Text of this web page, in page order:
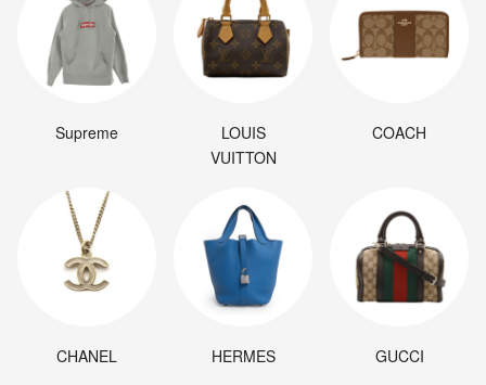
Supreme
LOUIS
VUITTON
COACH
CHANEL HERMES GUCCI